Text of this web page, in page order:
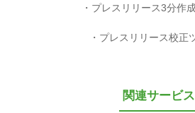
プレスリリース3分作
プレスリリース校正
関連サービス